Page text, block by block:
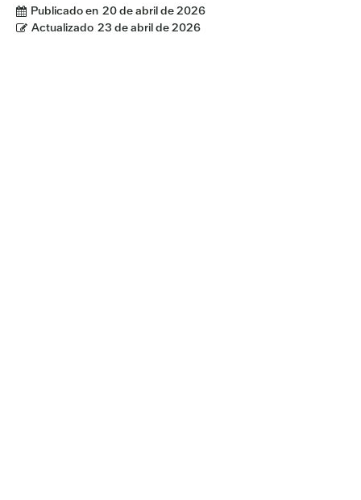
Publicado en 20 de abril de 2026
Actualizado 23 de abril de 2026